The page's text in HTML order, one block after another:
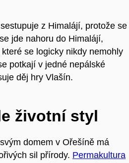
z Himalájí, protože se
jde nahoru do Himalájí,
se logicky nikdy nemohly
potkají v jedné nepálské
děj hry Vlašín.
životní styl
domem v Ořešíně má
sil přírody. Permakultura